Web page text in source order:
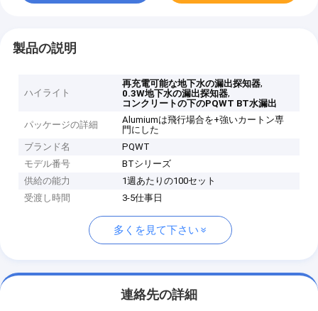
製品の説明
ハイライト
再充電可能な地下水の漏出探知器,
0.3W地下水の漏出探知器,
コンクリートの下のPQWT BT水漏出
パッケージの詳細
Alumiumは飛行場合を+強いカートン専
門にした
ブランド名
PQWT
モデル番号
BTシリーズ
供給の能力
1週あたりの100セット
受渡し時間
3-5仕事日
多くを見て下さい
連絡先の詳細